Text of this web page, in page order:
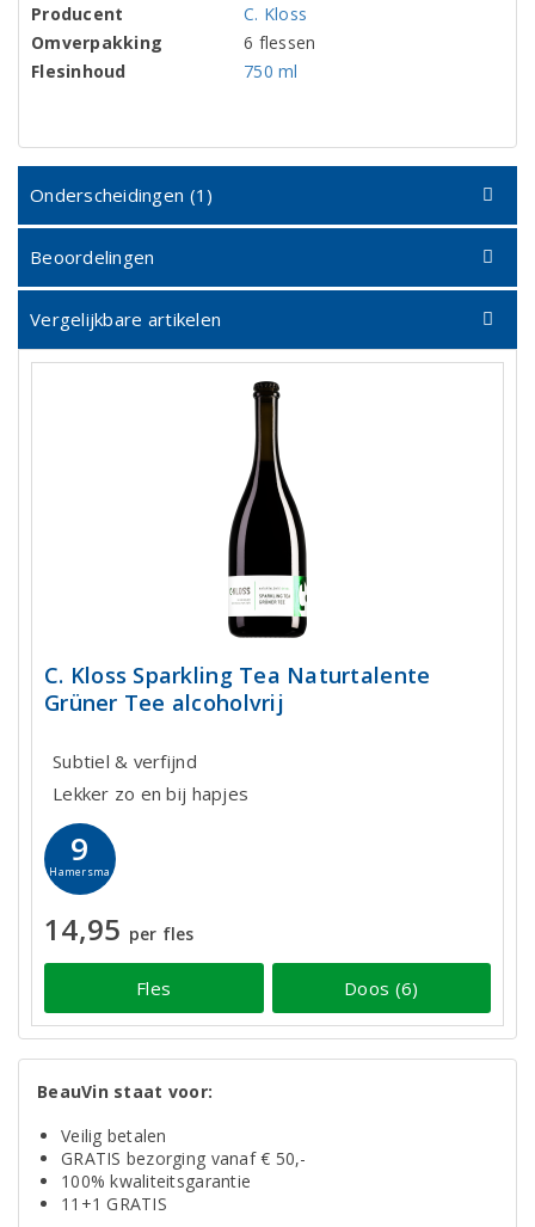
Producent
C. Kloss
Omverpakking
6 flessen
Flesinhoud
750 ml
Onderscheidingen (1)
Beoordelingen
Vergelijkbare artikelen
C. Kloss Sparkling Tea Naturtalente
Grüner Tee alcoholvrij
Subtiel & verfijnd
Lekker zo en bij hapjes
9
Hamersma
14,95 per fles
Fles Doos (6)
BeauVin staat voor:
Veilig betalen
GRATIS bezorging vanaf € 50,-
100% kwaliteitsgarantie
11+1 GRATIS